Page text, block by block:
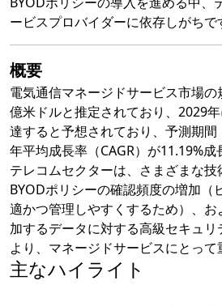
ービスプロバイダーに依存しがちで
概要
電気通信マネージドサービス市場
億米ドルと推定されており、2029
達すると予想されており、予測期
年平均成長率（CAGR）が11.19%成
テレコムセクターは、さまざまな技
BYODポリシーの確認頻度の増加（
適かつ管理しやすくするため）、
加するデータに対する高級セキュ
より、マネージドサービスにとって
主なハイライト